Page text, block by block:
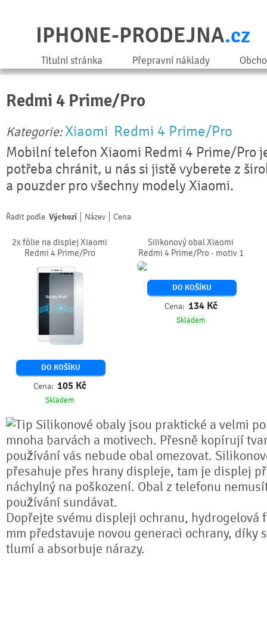
IPHONE-PRODEJNA.cz
Titulní stránka Přepravní náklady
Redmi 4 Prime/Pro
Kategorie:Xiaomi Redmi 4 Prime/Pro
Mobilní telefon Xiaomi Redmi 4 Prime/Pro
potřeba chránit, u nás si jistě vyberete z
a pouzder pro všechny modely Xiaomi.
Řadit podle Výchozí Název Cena
2x fólie na displej Xiaomi
Redmi 4 Prime/Pro
DO KOŠÍKU
Cena: 105 Kč
Skladem
Silikonový obal Xiaomi
Redmi 4 Prime/Pro - motiv 1
DO KOŠÍKU
Cena: 134 Kč
Skladem
Silikonové obaly jsou praktické a velmi
mnoha barvách a motivech. Přesně kopírují
používání vás nebude obal omezovat.
přesahuje přes hrany displeje, tam je displej
náchylný na poškození. Obal z telefonu
používání sundávat.
Dopřejte svému displeji ochranu, hydrogelová
mm představuje novou generaci ochrany, díky
tlumí a absorbuje nárazy.